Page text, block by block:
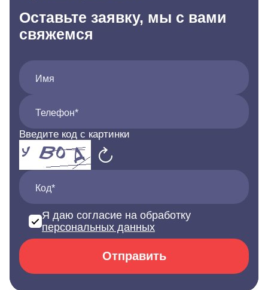
Оставьте заявку, мы с вами
свяжемся
Имя
Телефон*
Введите код с картинки
Код*
Я даю согласие на обработку
персональных данных
Отправить